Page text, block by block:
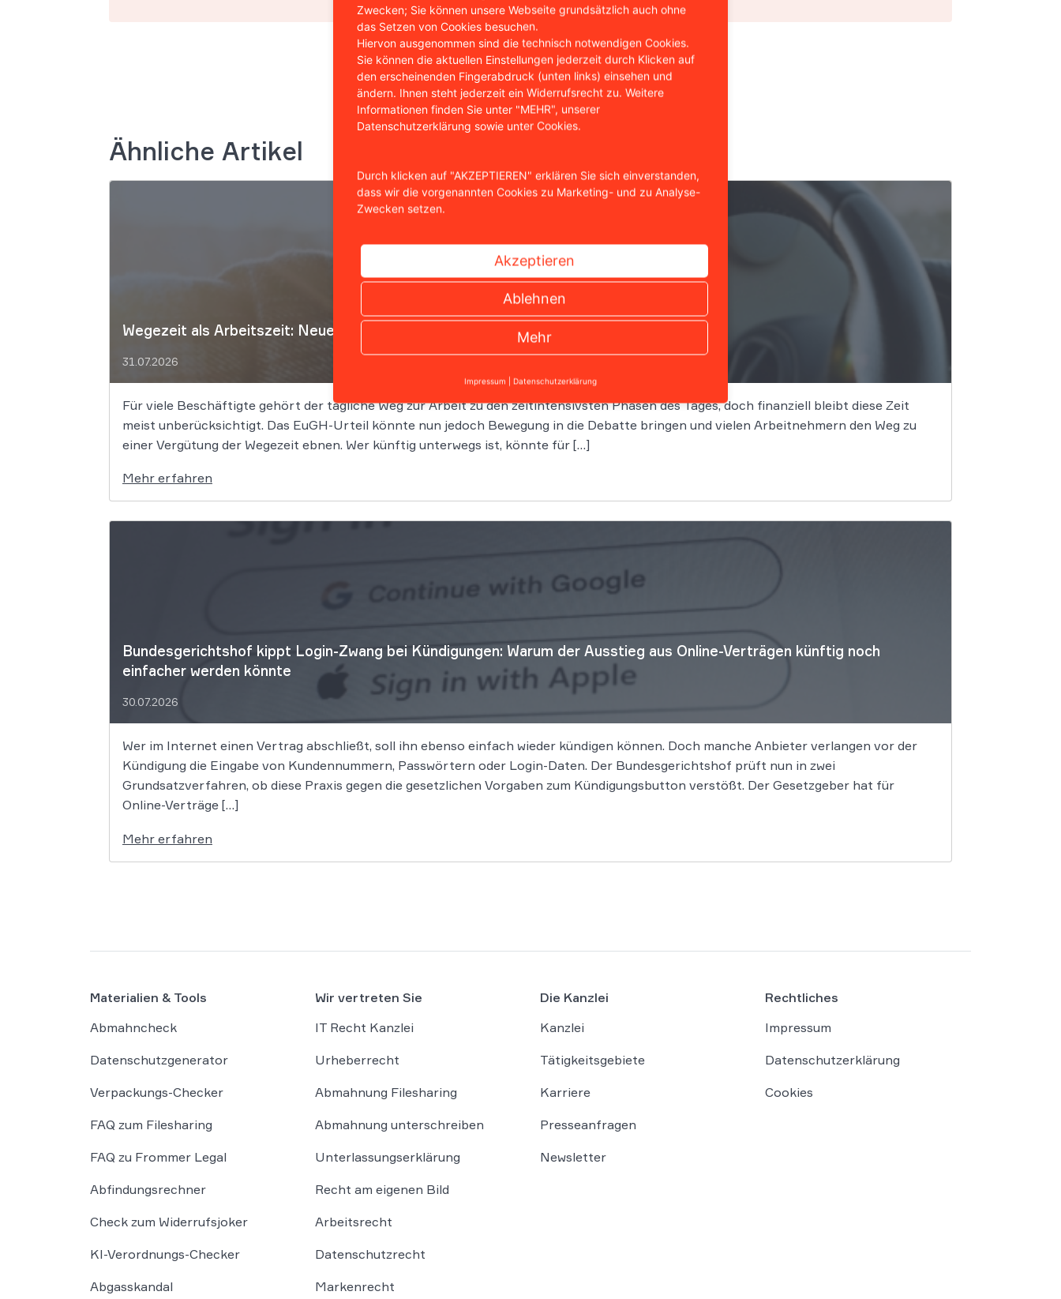
Ähnliche Artikel
Wegezeit als Arbeitszeit: Neues Urteil könnte Pendlern spürbar mehr Geld bringen
31.07.2026
Für viele Beschäftigte gehört der tägliche Weg zur Arbeit zu den zeitintensivsten Phasen des Tages, doch finanziell bleibt diese Zeit
meist unberücksichtigt. Das EuGH-Urteil könnte nun jedoch Bewegung in die Debatte bringen und vielen Arbeitnehmern den Weg zu
einer Vergütung der Wegezeit ebnen. Wer künftig unterwegs ist, könnte für […]
Mehr erfahren
Bundesgerichtshof kippt Login-Zwang bei Kündigungen: Warum der Ausstieg aus Online-Verträgen künftig noch
einfacher werden könnte
30.07.2026
Wer im Internet einen Vertrag abschließt, soll ihn ebenso einfach wieder kündigen können. Doch manche Anbieter verlangen vor der
Kündigung die Eingabe von Kundennummern, Passwörtern oder Login-Daten. Der Bundesgerichtshof prüft nun in zwei
Grundsatzverfahren, ob diese Praxis gegen die gesetzlichen Vorgaben zum Kündigungsbutton verstößt. Der Gesetzgeber hat für
Online-Verträge […]
Mehr erfahren
Materialien & Tools
Abmahncheck
Datenschutzgenerator
Verpackungs-Checker
FAQ zum Filesharing
FAQ zu Frommer Legal
Abfindungsrechner
Check zum Widerrufsjoker
KI-Verordnungs-Checker
Abgasskandal
Wir vertreten Sie
IT Recht Kanzlei
Urheberrecht
Abmahnung Filesharing
Abmahnung unterschreiben
Unterlassungserklärung
Recht am eigenen Bild
Arbeitsrecht
Datenschutzrecht
Markenrecht
Die Kanzlei
Kanzlei
Tätigkeitsgebiete
Karriere
Presseanfragen
Newsletter
Rechtliches
Impressum
Datenschutzerklärung
Cookies
Zwecken; Sie können unsere Webseite grundsätzlich auch ohne
das Setzen von Cookies besuchen.
Hiervon ausgenommen sind die technisch notwendigen Cookies.
Sie können die aktuellen Einstellungen jederzeit durch Klicken auf
den erscheinenden Fingerabdruck (unten links) einsehen und
ändern. Ihnen steht jederzeit ein Widerrufsrecht zu. Weitere
Informationen finden Sie unter "MEHR", unserer
Datenschutzerklärung sowie unter Cookies.
Durch klicken auf "AKZEPTIEREN" erklären Sie sich einverstanden,
dass wir die vorgenannten Cookies zu Marketing- und zu Analyse-
Zwecken setzen.
Akzeptieren
Ablehnen
Mehr
Impressum | Datenschutzerklärung